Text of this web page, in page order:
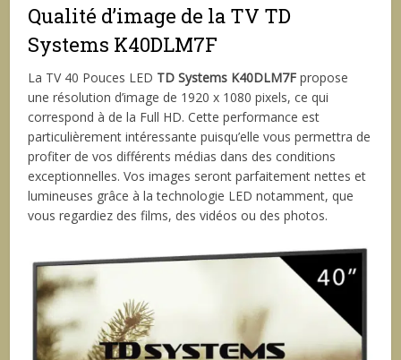
Qualité d’image de la TV TD
Systems K40DLM7F
La TV 40 Pouces LED TD Systems K40DLM7F propose
une résolution d’image de 1920 x 1080 pixels, ce qui
correspond à de la Full HD. Cette performance est
particulièrement intéressante puisqu’elle vous permettra de
profiter de vos différents médias dans des conditions
exceptionnelles. Vos images seront parfaitement nettes et
lumineuses grâce à la technologie LED notamment, que
vous regardiez des films, des vidéos ou des photos.